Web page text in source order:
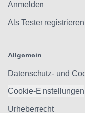
Anmelden
Als Tester registrieren
Allgemein
Datenschutz- und
Cookie-Einstellungen
Urheberrecht